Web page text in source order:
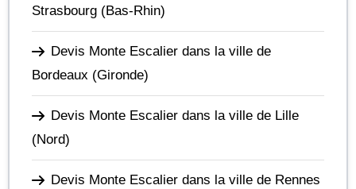
Strasbourg (Bas-Rhin)
Devis Monte Escalier dans la ville de
Bordeaux (Gironde)
Devis Monte Escalier dans la ville de Lille
(Nord)
Devis Monte Escalier dans la ville de Rennes